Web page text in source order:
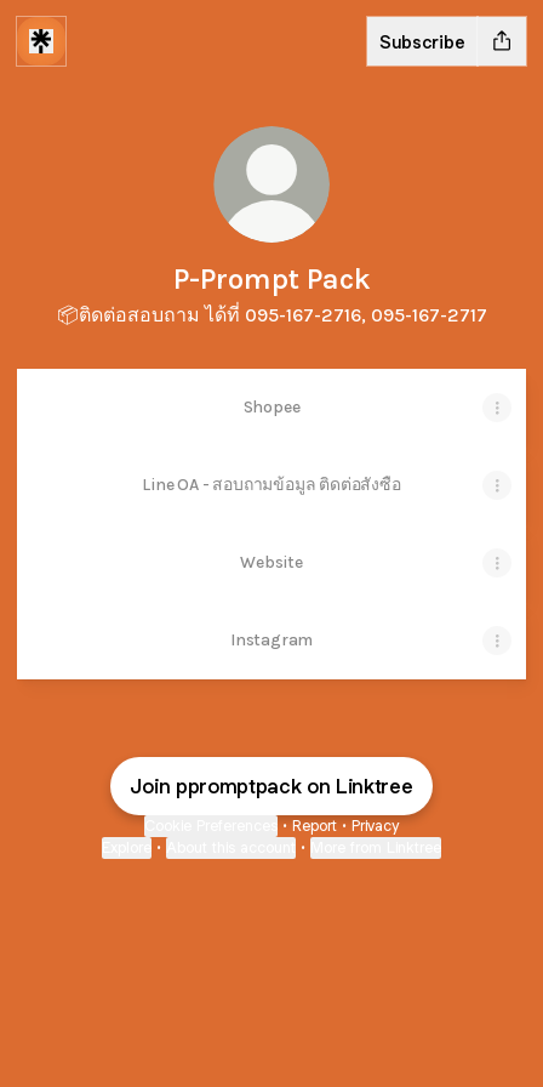
Subscribe
P-Prompt Pack
📦ติดต่อสอบถาม ได้ที่ 095-167-2716, 095-167-2717
Shopee
Line OA - สอบถามข้อมูล ติดต่อสั่งซื้อ
Website
Instagram
Join ppromptpack on Linktree
• Report • Privacy
• •